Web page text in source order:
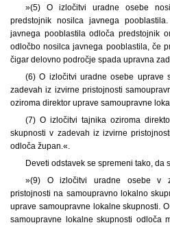
»(5) O izločitvi uradne osebe
predstojnik nosilca javnega
javnega pooblastila odloča predstojnik
odločbo nosilca javnega pooblastila, če
čigar delovno področje spada upravna
(6) O izločitvi uradne osebe uprave
zadevah iz izvirne pristojnosti
oziroma direktor uprave samoupravne
(7) O izločitvi tajnika oziroma
skupnosti v zadevah iz izvirne
odloča župan.«.
Deveti odstavek se spremeni tako, da
»(9) O izločitvi uradne osebe v
pristojnosti na samoupravno lokalno
uprave samoupravne lokalne skupnosti.
samoupravne lokalne skupnosti odloča